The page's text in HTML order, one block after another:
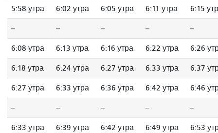
5:58 утра 6:02 утра 6:05 утра 6:11 утра 6:15
-- -- -- -- --
6:08 утра 6:13 утра 6:16 утра 6:22 утра 6:26
6:18 утра 6:24 утра 6:27 утра 6:33 утра 6:37
6:27 утра 6:33 утра 6:36 утра 6:42 утра 6:46
-- -- -- -- --
6:33 утра 6:39 утра 6:42 утра 6:49 утра 6:53